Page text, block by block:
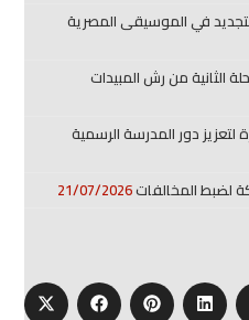
في الموسيقى المصرية
الثانية من رش المبيدات
لتعزيز دور المدرسة الرسمية
لضبط المخالفات21/07/2026